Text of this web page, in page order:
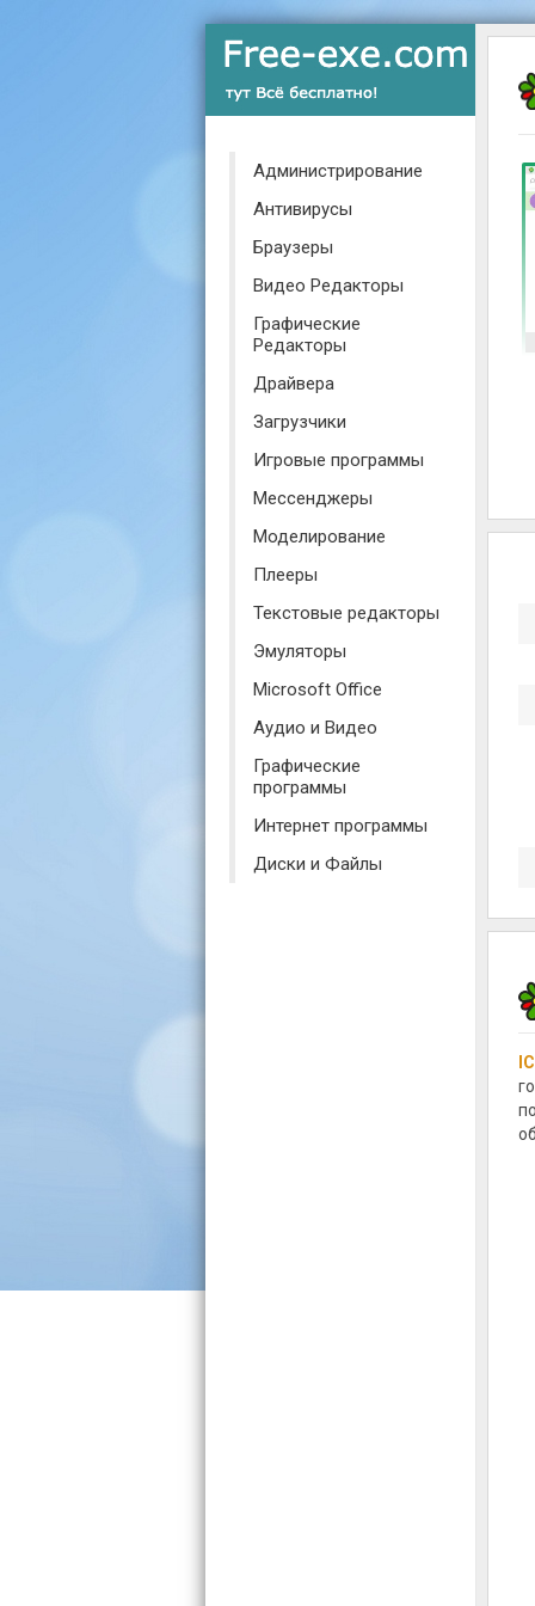
Администрирование
Антивирусы
Браузеры
Видео Редакторы
Графические
Редакторы
Драйвера
Загрузчики
Игровые программы
Мессенджеры
Моделирование
Плееры
Текстовые редакторы
Эмуляторы
Microsoft Office
Аудио и Видео
Графические
программы
Интернет программы
Диски и Файлы